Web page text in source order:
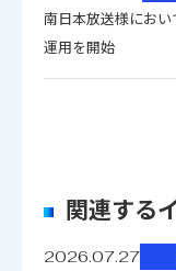
南日本放送様にお
運用を開始
関連する
2026.07.27